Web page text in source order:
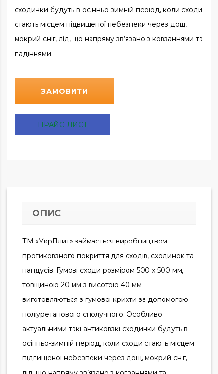
сходинки будуть в осінньо-зимній період, коли сходи
стають місцем підвищеної небезпеки через дощ,
мокрий сніг, лід, що напряму зв’язано з ковзаннями та
падіннями.
ЗАМОВИТИ
ПРАЙС-ЛИСТ
ОПИС
ТМ «УкрПлит» займається виробництвом
протиковзного покриття для сходів, сходинок та
пандусів. Гумові сходи розміром 500 х 500 мм,
товщиною 20 мм з висотою 40 мм
виготовляються з гумової крихти за допомогою
поліуретанового сполучного. Особливо
актуальними такі антиковзкі сходинки будуть в
осінньо-зимній період, коли сходи стають місцем
підвищеної небезпеки через дощ, мокрий сніг,